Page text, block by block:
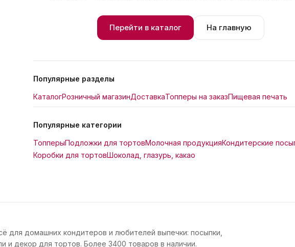
Перейти в каталог На главную
Популярные разделы
КаталогРозничный магазинДоставкаТопперы на заказПищевая печать
Популярные категории
ТопперыПодложки для тортовМолочная продукцияКондитерские
Коробки для тортовШоколад, глазурь, какао
для домашних кондитеров и любителей выпечки: посыпки,
и декор для тортов. Более 3400 товаров в наличии.